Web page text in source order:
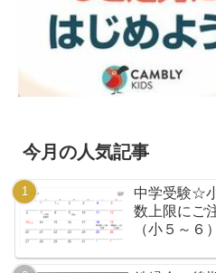
今月の人気記事
中学受験☆
数上限にご
（小５～６）